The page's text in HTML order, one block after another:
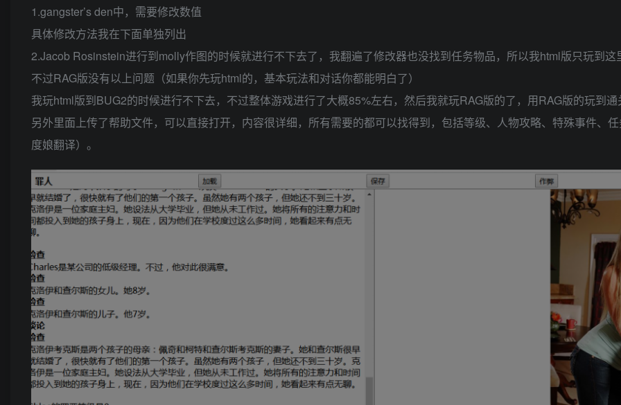
1.gangster’s den中，需要修改数值
具体修改方法我在下面单独列出
2.Jacob Rosinstein进行到molly作图的时候就进行不下去了，我翻遍了修改器也没找到任务物品，所以我html版只玩到这
不过RAG版没有以上问题（如果你先玩html的，基本玩法和对话你都能明白了）
我玩html版到BUG2的时候进行不下去，不过整体游戏进行了大概85%左右，然后我就玩RAG版的了，用RAG版的玩到通
另外里面上传了帮助文件，可以直接打开，内容很详细，所有需要的都可以找得到，包括等级、人物攻略、特殊事件、
度娘翻译）。